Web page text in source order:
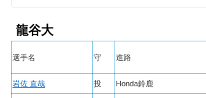
龍谷大
選手名 守 進路
岩佐 直哉 投 Honda鈴鹿